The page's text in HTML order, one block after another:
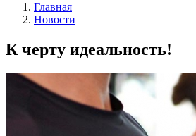
Главная
Новости
К черту идеальность!